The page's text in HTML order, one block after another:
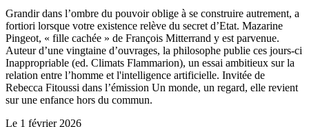
Grandir dans l’ombre du pouvoir oblige à se construire autrement, a
fortiori lorsque votre existence relève du secret d’Etat. Mazarine
Pingeot, « fille cachée » de François Mitterrand y est parvenue.
Auteur d’une vingtaine d’ouvrages, la philosophe publie ces jours-ci
Inappropriable (ed. Climats Flammarion), un essai ambitieux sur la
relation entre l’homme et l'intelligence artificielle. Invitée de
Rebecca Fitoussi dans l’émission Un monde, un regard, elle revient
sur une enfance hors du commun.
Le 1 février 2026